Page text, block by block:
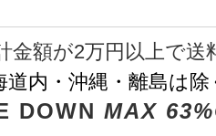
金額が2万円以上で送
道内・沖縄・離島は
DOWN MAX